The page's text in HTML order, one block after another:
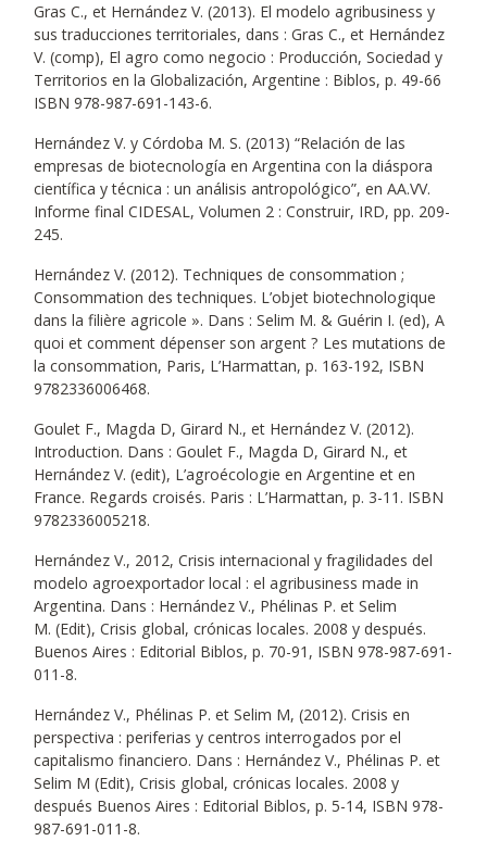
Gras C., et Hernández V. (2013). El modelo agribusiness y
sus traducciones territoriales, dans : Gras C., et Hernández
V. (comp), El agro como negocio : Producción, Sociedad y
Territorios en la Globalización, Argentine : Biblos, p. 49-66
ISBN 978-987-691-143-6.
Hernández V. y Córdoba M. S. (2013) “Relación de las
empresas de biotecnología en Argentina con la diáspora
científica y técnica : un análisis antropológico”, en AA.VV.
Informe final CIDESAL, Volumen 2 : Construir, IRD, pp. 209-
245.
Hernández V. (2012). Techniques de consommation ;
Consommation des techniques. L’objet biotechnologique
dans la filière agricole ». Dans : Selim M. & Guérin I. (ed), A
quoi et comment dépenser son argent ? Les mutations de
la consommation, Paris, L’Harmattan, p. 163-192, ISBN
9782336006468.
Goulet F., Magda D, Girard N., et Hernández V. (2012).
Introduction. Dans : Goulet F., Magda D, Girard N., et
Hernández V. (edit), L’agroécologie en Argentine et en
France. Regards croisés. Paris : L’Harmattan, p. 3-11. ISBN
9782336005218.
Hernández V., 2012, Crisis internacional y fragilidades del
modelo agroexportador local : el agribusiness made in
Argentina. Dans : Hernández V., Phélinas P. et Selim
M. (Edit), Crisis global, crónicas locales. 2008 y después.
Buenos Aires : Editorial Biblos, p. 70-91, ISBN 978-987-691-
011-8.
Hernández V., Phélinas P. et Selim M, (2012). Crisis en
perspectiva : periferias y centros interrogados por el
capitalismo financiero. Dans : Hernández V., Phélinas P. et
Selim M (Edit), Crisis global, crónicas locales. 2008 y
después Buenos Aires : Editorial Biblos, p. 5-14, ISBN 978-
987-691-011-8.